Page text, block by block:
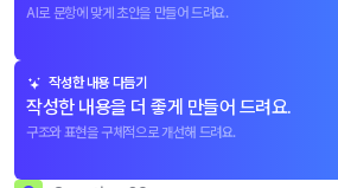
AI로 문항에 맞게 초안을 만들어 드려요.
작성한 내용 다듬기
작성한 내용을 더 좋게 만들어 드려요.
구조와 표현을 구체적으로 개선해 드려요.